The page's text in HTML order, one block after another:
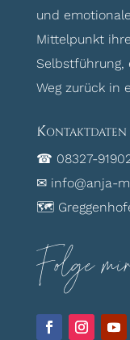
und
Mittelpunkt
Selbstführung,
Weg zurück in
Kontaktdaten
☎ 08327-
✉ info@anja-
🗺
Folge